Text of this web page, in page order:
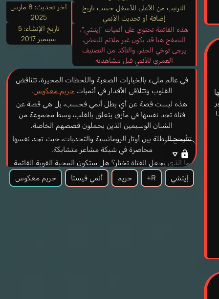
الترتيب من الأعلى للأسفل حسب تاريخ
إضافة أو تحديث الأنمي
هذه القائمة تحتوي على أنميات "إيتشي"،
التصفح هنا قد يكون غير ملائم للبعض،
يرجى توخي الحذر، والتأكد من التصنيف
العمري للأنمي قبل مشاهدته
آخر تحديث:
8 مارس
2025
تاريخ الإنشاء:5
سبتمبر 2017
في عالم مليء بالخيارات الصعبة واللحظات المحيرة، تتناقض
القلوب وتتلاقى الأقدار في أنميات حريم معكوس.
هذه ليست قصة عن أي بطل أنمي فحسب، بل هي قصة عن
فتاة تجد نفسها في مأزق يتعلق بالقلب، وسط مجموعة من
الشبان الوسيمين الذين يحملون قصصهم الخاصة.
تتأرجح البطلة بين أوتار الرومانسية والتحديات، حيث تجد نفسها
محاصرة في شبكة مشاعر متشابكة.
ما الذي يجعل الفتاة تختار؟ هل ستكون المحبة القوية القائمة
على الصداقة، أم الشغف الذي يشتعل بينها وبين أحد الشبان
الوسيمين؟
إيتشي R+ حريم أنمي فيستا حريم معكوس